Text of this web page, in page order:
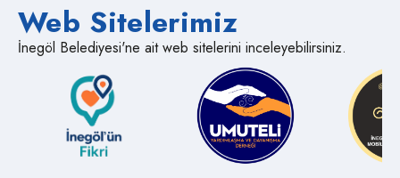
Web Sitelerimiz
İnegöl Belediyesi'ne ait web sitelerini inceleyebilirsiniz.